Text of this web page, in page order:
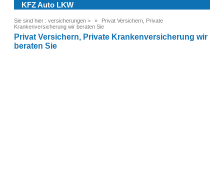
KFZ Auto LKW
Sie sind hier : versicherungen >
Privat Versichern, Private
Krankenversicherung wir beraten Sie
Privat Versichern, Private Krankenversicherung wir
beraten Sie